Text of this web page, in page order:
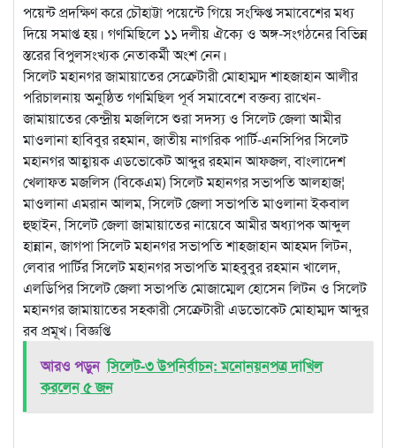
পয়েন্ট প্রদক্ষিণ করে চৌহাট্টা পয়েন্টে গিয়ে সংক্ষিপ্ত সমাবেশের মধ্য
দিয়ে সমাপ্ত হয়। গণমিছিলে ১১ দলীয় ঐক্যে ও অঙ্গ-সংগঠনের বিভিন্ন
স্তরের বিপুলসংখ্যক নেতাকর্মী অংশ নেন।
সিলেট মহানগর জামায়াতের সেক্রেটারী মোহাম্মদ শাহজাহান আলীর
পরিচালনায় অনুষ্ঠিত গণমিছিল পূর্ব সমাবেশে বক্তব্য রাখেন-
জামায়াতের কেন্দ্রীয় মজলিসে শুরা সদস্য ও সিলেট জেলা আমীর
মাওলানা হাবিবুর রহমান, জাতীয় নাগরিক পার্টি-এনসিপির সিলেট
মহানগর আহ্বায়ক এডভোকেট আব্দুর রহমান আফজল, বাংলাদেশ
খেলাফত মজলিস (বিকেএম) সিলেট মহানগর সভাপতি আলহাজ¦
মাওলানা এমরান আলম, সিলেট জেলা সভাপতি মাওলানা ইকবাল
হুছাইন, সিলেট জেলা জামায়াতের নায়েবে আমীর অধ্যাপক আব্দুল
হান্নান, জাগপা সিলেট মহানগর সভাপতি শাহজাহান আহমদ লিটন,
লেবার পার্টির সিলেট মহানগর সভাপতি মাহবুবুর রহমান খালেদ,
এলডিপির সিলেট জেলা সভাপতি মোজাম্মেল হোসেন লিটন ও সিলেট
মহানগর জামায়াতের সহকারী সেক্রেটারী এডভোকেট মোহাম্মদ আব্দুর
রব প্রমূখ। বিজ্ঞপ্তি
আরও পড়ুন সিলেট-৩ উপনির্বাচন: মনোনয়নপত্র দাখিল
করলেন ৫ জন